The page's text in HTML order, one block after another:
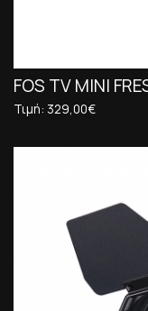
FOS TV MINI
Τιμή: 329,00€